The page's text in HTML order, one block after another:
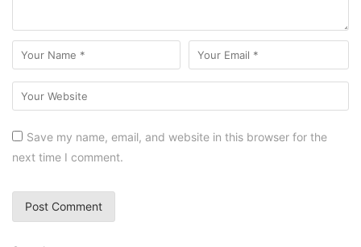
Save my name, email, and website in this browser for the
next time I comment.